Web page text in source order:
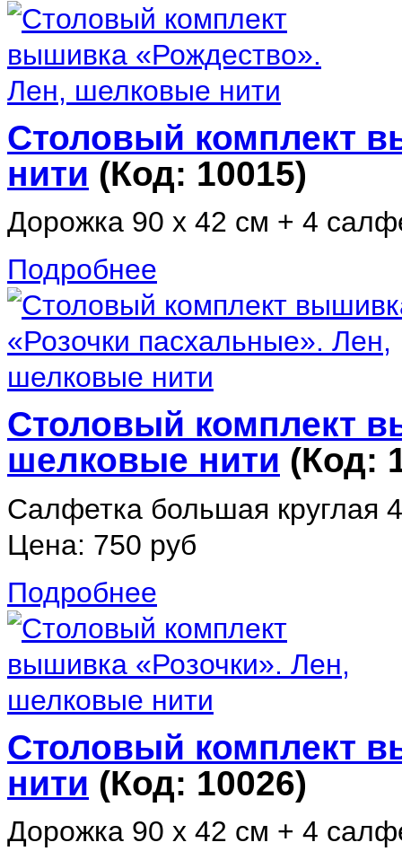
Столовый комплект
нити (Код: 10015)
Дорожка 90 х 42 см + 4
Подробнее
Столовый комплект
шелковые нити (Код:
Салфетка большая круглая
Цена: 750 руб
Подробнее
Столовый комплект
нити (Код: 10026)
Дорожка 90 х 42 см + 4